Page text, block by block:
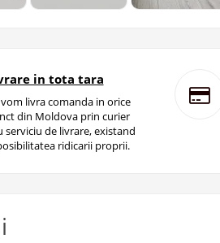
in tota tara
livra comanda in orice
din Moldova prin curier
serviciu de livrare, existand
ridicarii proprii.